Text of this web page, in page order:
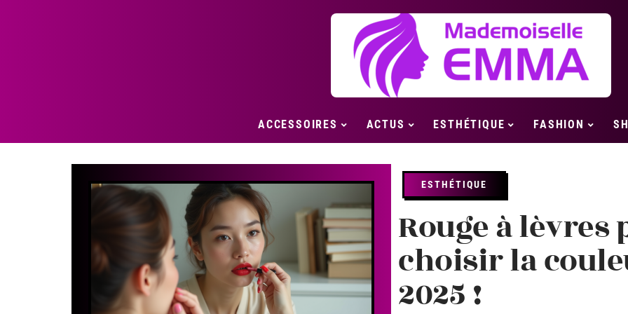
ACCESSOIRES ACTUS ESTHÉTIQUE FASHION
ESTHÉTIQUE
Rouge à lèvres
choisir la
2025 !